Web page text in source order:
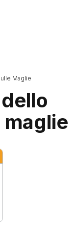
Maglie